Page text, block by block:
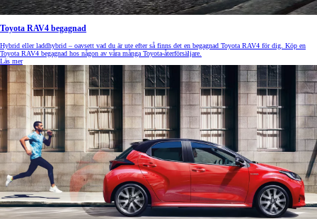
Toyota RAV4 begagnad
Hybrid eller laddhybrid – oavsett vad du är ute efter så finns det en begagnad Toyota RAV4 för dig. Köp en
Toyota RAV4 begagnad hos någon av våra många Toyota-återförsäljare.
Läs mer